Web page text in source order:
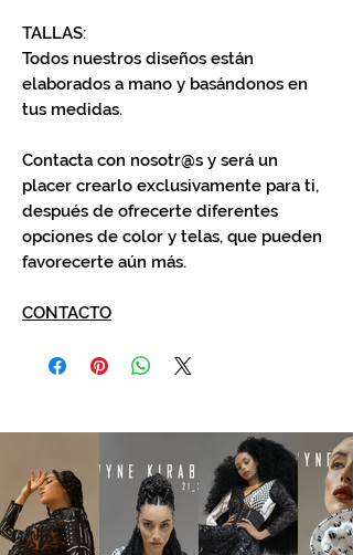
TALLAS:
Todos nuestros diseños están
elaborados a mano y basándonos en
tus medidas.
Contacta con nosotr@s y será un
placer crearlo exclusivamente para ti,
después de ofrecerte diferentes
opciones de color y telas, que pueden
favorecerte aún más.
CONTACTO